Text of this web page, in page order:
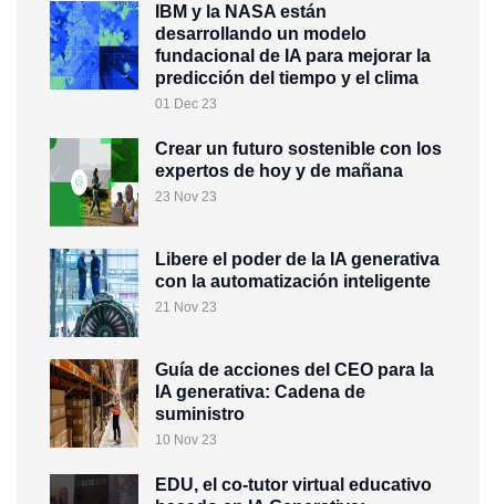
IBM y la NASA están
desarrollando un modelo
fundacional de IA para mejorar la
predicción del tiempo y el clima
01 Dec 23
Crear un futuro sostenible con los
expertos de hoy y de mañana
23 Nov 23
Libere el poder de la IA generativa
con la automatización inteligente
21 Nov 23
Guía de acciones del CEO para la
IA generativa: Cadena de
suministro
10 Nov 23
EDU, el co-tutor virtual educativo